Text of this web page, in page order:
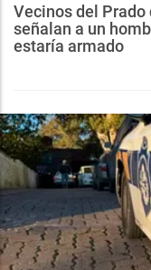
Vecinos del Prado
señalan a un
estaría armado